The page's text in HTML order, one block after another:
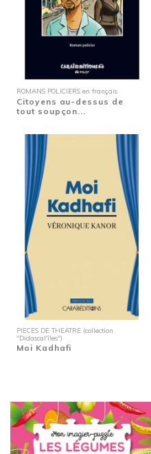
ROMANS POLICIERS en français
Citoyens au-dessus de
tout soupçon...
PIECES DE THEATRE (collection
"Didascal'îles")
Moi Kadhafi